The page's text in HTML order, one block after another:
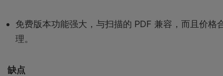
免费版本功能强大，与扫描的 PDF 兼容，而且价格
理。
缺点